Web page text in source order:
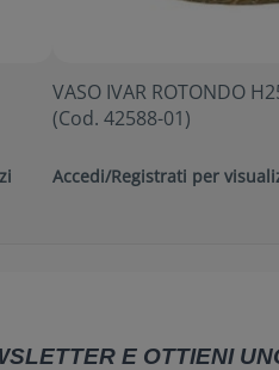
VASO IVAR ROTONDO
(Cod. 42588-01)
Accedi/Registrati per